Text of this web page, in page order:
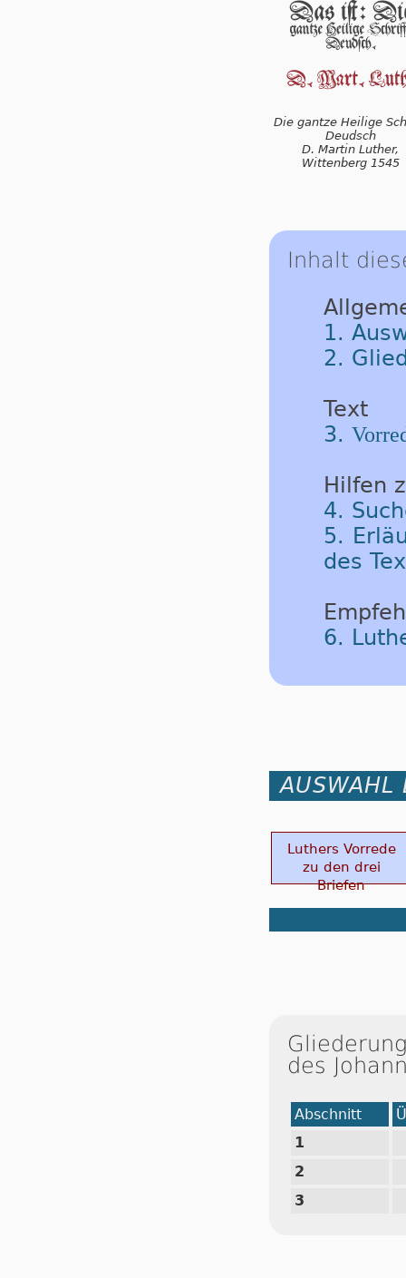
Die gantze Heilige
Deudsch
D. Martin Luther,
Wittenberg 1545
Inhalt
1.
2.
Text
3.
Hilfen
4.
5.
des
6.
AUSWAHL
Luthers Vorrede
zu den drei
Briefen
des
Abschnitt
1
2
3